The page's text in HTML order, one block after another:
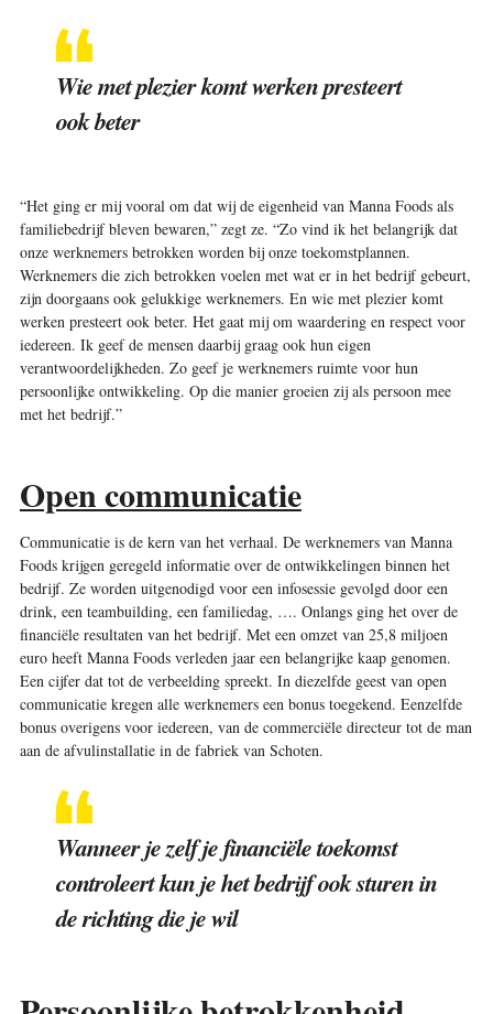
Wie met plezier komt werken presteert
ook beter
“Het ging er mij vooral om dat wij de eigenheid van Manna Foods als
familiebedrijf bleven bewaren,” zegt ze. “Zo vind ik het belangrijk dat
onze werknemers betrokken worden bij onze toekomstplannen.
Werknemers die zich betrokken voelen met wat er in het bedrijf gebeurt,
zijn doorgaans ook gelukkige werknemers. En wie met plezier komt
werken presteert ook beter. Het gaat mij om waardering en respect voor
iedereen. Ik geef de mensen daarbij graag ook hun eigen
verantwoordelijkheden. Zo geef je werknemers ruimte voor hun
persoonlijke ontwikkeling. Op die manier groeien zij als persoon mee
met het bedrijf.”
Open communicatie
Communicatie is de kern van het verhaal. De werknemers van Manna
Foods krijgen geregeld informatie over de ontwikkelingen binnen het
bedrijf. Ze worden uitgenodigd voor een infosessie gevolgd door een
drink, een teambuilding, een familiedag, …. Onlangs ging het over de
financiële resultaten van het bedrijf. Met een omzet van 25,8 miljoen
euro heeft Manna Foods verleden jaar een belangrijke kaap genomen.
Een cijfer dat tot de verbeelding spreekt. In diezelfde geest van open
communicatie kregen alle werknemers een bonus toegekend. Eenzelfde
bonus overigens voor iedereen, van de commerciële directeur tot de man
aan de afvulinstallatie in de fabriek van Schoten.
Wanneer je zelf je financiële toekomst
controleert kun je het bedrijf ook sturen in
de richting die je wil